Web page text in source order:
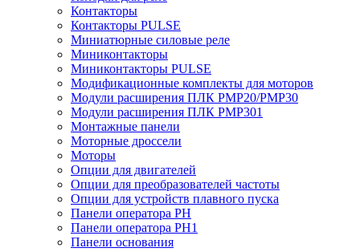
Контакторы
Контакторы PULSE
Миниатюрные силовые реле
Миниконтакторы
Миниконтакторы PULSE
Модификационные комплекты для моторов
Модули расширения ПЛК PMP20/PMP30
Модули расширения ПЛК PMP301
Монтажные панели
Моторные дроссели
Моторы
Опции для двигателей
Опции для преобразователей частоты
Опции для устройств плавного пуска
Панели оператора PH
Панели оператора PH1
Панели основания